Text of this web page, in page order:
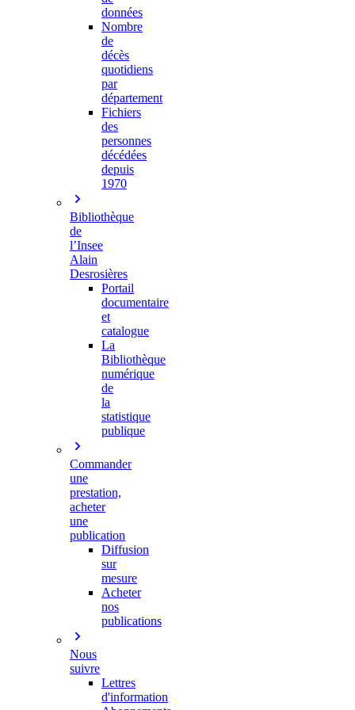
données
Nombre
de
décès
quotidiens
par
département
Fichiers
des
personnes
décédées
depuis
1970
Bibliothèque
de
l’Insee
Alain
Desrosières
Portail
documentaire
et
catalogue
La
Bibliothèque
numérique
de
la
statistique
publique
Commander
une
prestation,
acheter
une
publication
Diffusion
sur
mesure
Acheter
nos
publications
Nous
suivre
Lettres
d'information